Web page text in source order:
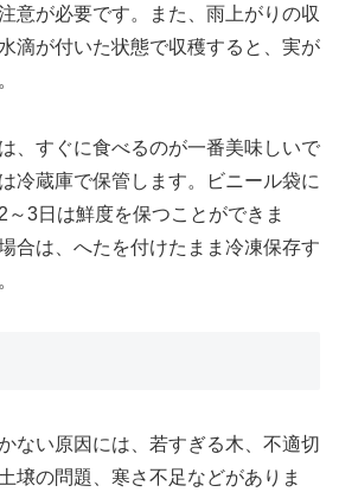
意が必要です。また、雨上がりの収
滴が付いた状態で収穫すると、実が
、すぐに食べるのが一番美味しいで
冷蔵庫で保管します。ビニール袋に
～3日は鮮度を保つことができま
合は、へたを付けたまま冷凍保存す
ない原因には、若すぎる木、不適切
壌の問題、寒さ不足などがありま